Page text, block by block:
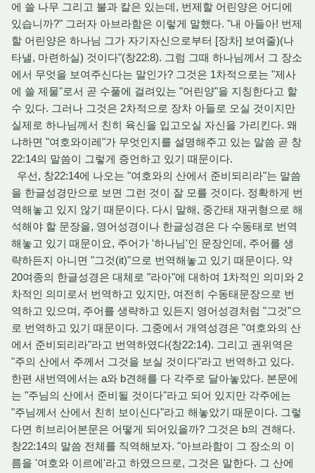
에 쓸 나무 그리고 불과 칼은 있는데, 번제할 어린양은 어디에
있습니까?" 그러자 아브라함은 이렇게 말했다. "내 아들아! 번제
할 어린양은 하나님 그가 자기자신으로부터 [장차] 보여줄)(나
타낼, 마련하실) 것이다"(창22:8). 그럼 그때 하나님께서 그 장소
에서 무엇을 보여주신다는 말인가? 그것은 1차적으로는 "제사
에 쓸 제물"로서 곧 수풀에 걸려있는 "어린양"을 지칭한다고 할
수 있다. 그러나 그것은 2차적으로 장차 아들로 오실 것이지만
실제로 하나님께서 친히 육신을 입고오실 자신을 가리킨다. 왜
냐하면 "여호와이레"가 무엇인지를 설명해주고 있는 말씀 곧 창
22:14의 말씀이 그렇게 증언하고 있기 때문이다.
우선, 창22:14에 나오는 "여호와의 산에서 준비되리라"는 말씀
을 한글성경만으로 보면 그런 것이 잘 모를 것이다. 정확하게 번
역해놓고 있지 않기 때문이다. 다시 말해, 중간태 재귀형으로 해
석해야 할 문장을, 영어성경이나 한글성경은 다 수동태로 번역
해놓고 있기 때문이요, 주어가 '하나님'인 문장인데, 주어를 생
략하든지 아니면 "그것(it)"으로 번역해놓고 있기 때문이다. 약
20여종의 한글성경은 대체로 "라아"에 대하여 1차적인 의미와 2
차적인 의미로서 번역하고 있지만, 여전히 수동태문장으로 번
역하고 있으며, 주어를 생략하고 있든지 영어성경처럼 "그것"으
로 번역하고 있기 때문이다. 그중에서 개역성경은 "여호와의 산
에서 준비되리라"라고 번역하였다(창22:14). 그리고 권위역은
"주의 산에서 주께서 그것을 보실 것이다"라고 번역하고 있다.
한편 새번역에서는 a와 b견해를 다 각주로 달아놓았다. 본문에
는 "주님의 산에서 준비될 것이다"라고 되어 있지만 각주에는
"주님께서 산에서 친히 보이신다"라고 해놓았기 때문이다. 그렇
다면 히브리어본문은 어떻게 되어있을까? 그것은 b의 견해다.
창22:14의 말씀 전체를 직역해보자. "아브라함이 그 장소의 이
름을 '여호와 이르에'라고 하였으므로, 그것은 말한다. 그 산에